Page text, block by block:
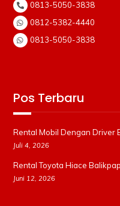
0813-5050-3838
0812-5382-4440
0813-5050-3838
Pos Terbaru
Rental Mobil Dengan Driver
Juli 4, 2026
Rental Toyota Hiace
Juni 12, 2026